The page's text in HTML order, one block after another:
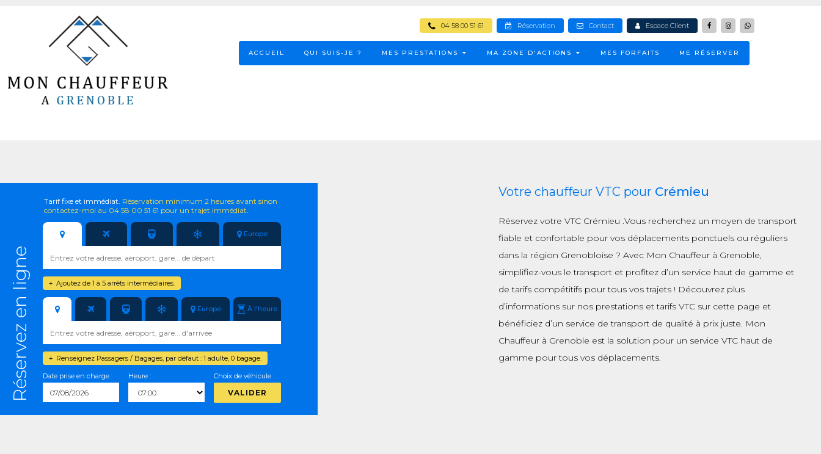
04 58 00 51 61 Réservation Contact Espace Client
ACCUEIL QUI SUIS-JE ? MES PRESTATIONS MA ZONE D'ACTIONS MES FORFAITS ME RÉSERVER
Votre chauffeur VTC pour Crémieu
Réservez votre VTC Crémieu .Vous recherchez un moyen de transport
fiable et confortable pour vos déplacements ponctuels ou réguliers
dans la région Grenobloise ? Avec Mon Chauffeur à Grenoble,
simplifiez-vous le transport et profitez d’un service haut de gamme et
de tarifs compétitifs pour tous vos trajets ! Découvrez plus
d’informations sur nos prestations et tarifs VTC sur cette page et
bénéficiez d’un service de transport de qualité à prix juste. Mon
Chauffeur à Grenoble est la solution pour un service VTC haut de
gamme pour tous vos déplacements.
Réservez en ligne
Tarif fixe et immédiat. Réservation minimum 2 heures avant sinon
contactez-moi au 04 58 00 51 61 pour un trajet immédiat.
Europe
Ajoutez de 1 à 5 arrêts intermédiaires.
+
Europe À l'heure
Renseignez Passagers / Bagages, par défaut : 1 adulte, 0 bagage.
+
Date prise en charge : Heure : Choix de véhicule :
VALIDER